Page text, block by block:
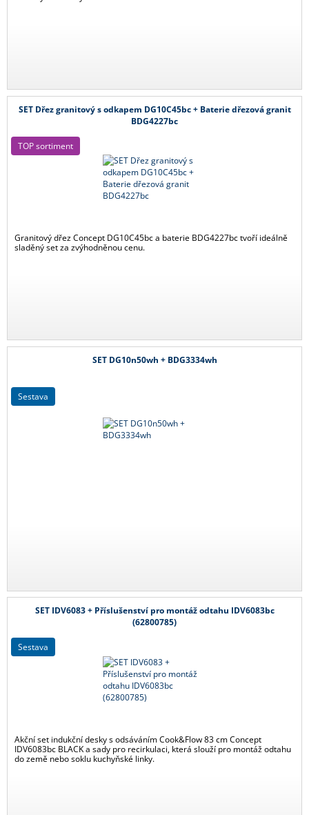
SET Dřez granitový s odkapem DG10C45bc + Baterie dřezová granit
BDG4227bc
Granitový dřez Concept DG10C45bc a baterie BDG4227bc tvoří ideálně
sladěný set za zvýhodněnou cenu.
TOP sortiment
SET DG10n50wh + BDG3334wh
sestava
SET IDV6083 + Příslušenství pro montáž odtahu IDV6083bc
(62800785)
Akční set indukční desky s odsáváním Cook&Flow 83 cm Concept
IDV6083bc BLACK a sady pro recirkulaci, která slouží pro montáž odtahu
do země nebo soklu kuchyňské linky.
sestava